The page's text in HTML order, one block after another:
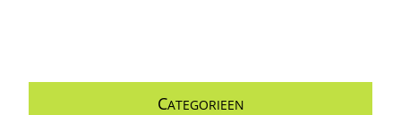
CATEGORIEEN